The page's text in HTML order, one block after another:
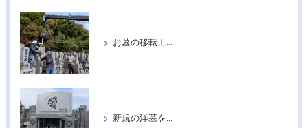
お墓の移転工事を行いました
新規の洋墓を据付工事いたしました